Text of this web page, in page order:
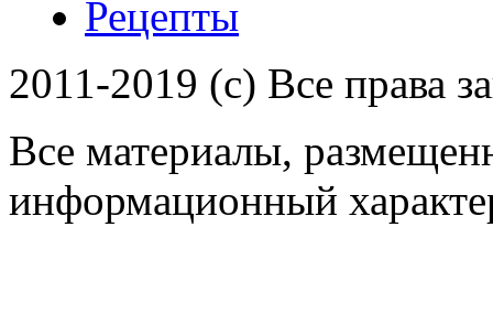
Рецепты
2011-2019 (c) Все права
Все материалы,
информационный